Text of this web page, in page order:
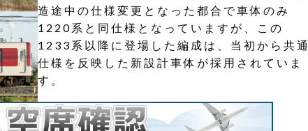
造途中の仕様変更となった都合で車体のみ
1220系と同仕様となっていますが、この
1233系以降に登場した編成は、当初から共通
仕様を反映した新設計車体が採用されていま
す。